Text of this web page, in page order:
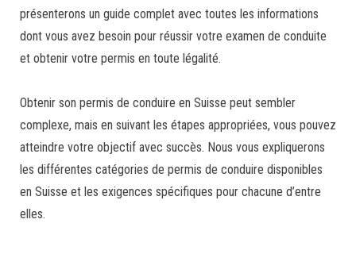
présenterons un guide complet avec toutes les informations
dont vous avez besoin pour réussir votre examen de conduite
et obtenir votre permis en toute légalité.
Obtenir son permis de conduire en Suisse peut sembler
complexe, mais en suivant les étapes appropriées, vous pouvez
atteindre votre objectif avec succès. Nous vous expliquerons
les différentes catégories de permis de conduire disponibles
en Suisse et les exigences spécifiques pour chacune d’entre
elles.